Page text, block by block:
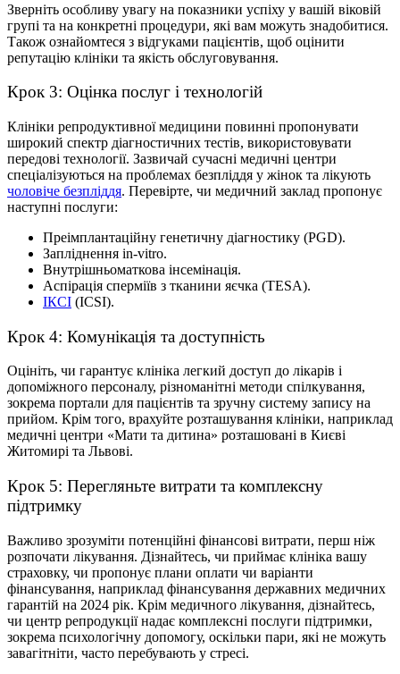
Зверніть особливу увагу на показники успіху у вашій віковій
групі та на конкретні процедури, які вам можуть знадобитися.
Також ознайомтеся з відгуками пацієнтів, щоб оцінити
репутацію клініки та якість обслуговування.
Крок 3: Оцінка послуг і технологій
Клініки репродуктивної медицини повинні пропонувати
широкий спектр діагностичних тестів, використовувати
передовi технологiї. Зазвичай сучасні медичні центри
спеціалізуються на проблемах безпліддя у жінок та лікують
чоловіче безпліддя. Перевірте, чи медичний заклад пропонує
наступні послуги:
Преімплантаційну генетичну діагностику (PGD).
Запліднення in-vitro.
Внутрішньоматкова інсемінація.
Аспірація сперміїв з тканини яєчка (ТЕSA).
ІКСІ (ІCSІ).
Крок 4: Комунікація та доступність
Оцініть, чи гарантує клiнiка легкий доступ до лікарів і
допоміжного персоналу, різноманітні методи спілкування,
зокрема портали для пацієнтів та зручну систему запису на
прийом. Крім того, врахуйте розташування клініки, наприклад
медичні центри «Мати та дитина» розташовані в Києві
Житомирі та Львові.
Крок 5: Перегляньте витрати та комплексну
підтримку
Важливо зрозуміти потенційні фінансові витрати, перш ніж
розпочати лікування. Дiзнайтесь, чи приймає клініка вашу
страховку, чи пропонує плани оплати чи варіанти
фінансування, наприклад фінансування державних медичних
гарантій на 2024 рік. Крім медичного лікування, дізнайтесь,
чи центр репродукції надає комплексні послуги підтримки,
зокрема психологічну допомогу, оскільки пари, які не можуть
завагітніти, часто перебувають у стресі.